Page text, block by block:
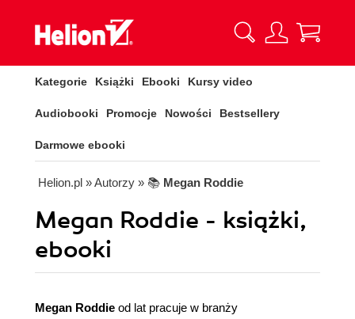
Kategorie Książki Ebooki Kursy video
Audiobooki Promocje Nowości Bestsellery
Darmowe ebooki
Helion.pl » Autorzy » 📚 Megan Roddie
Megan Roddie - książki,
ebooki
Megan Roddie od lat pracuje w branży